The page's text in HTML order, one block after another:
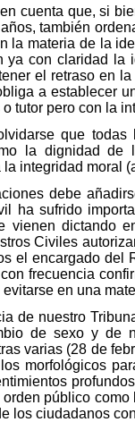
cuenta que, si
también
la materia de la
ya con claridad
el retraso en
a establecer
tutor pero con la
que
la dignidad
integridad moral
debe
ha sufrido
vienen dictando
Civiles
el encargado
frecuencia
en una
de nuestro
de sexo y de
varias (28 de
morfológicos
público
los ciudadanos